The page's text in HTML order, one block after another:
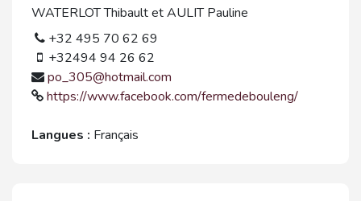
WATERLOT Thibault et AULIT Pauline
+32 495 70 62 69
+32494 94 26 62
po_305@hotmail.com
https://www.facebook.com/fermedebouleng/
Langues : Français